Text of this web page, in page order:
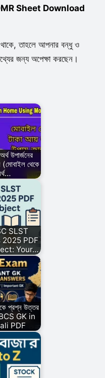
Sheet Download
তাহলে আপনার বন্ধু ও
জন্য অপেক্ষা করছেন।
উপার্জনের
থেকে
SLST
PDF
Your…
প্রশ্ন উত্তর
GK in
PDF